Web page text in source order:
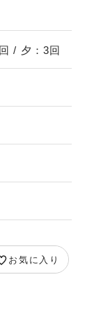
/ 夕：3回
お気に入り